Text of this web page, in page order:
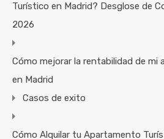
Turístico en Madrid? Desglose de
2026
Cómo mejorar la rentabilidad de
en Madrid
Casos de exito
Cómo Alquilar tu Apartamento